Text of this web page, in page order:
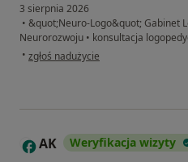
3 sierpnia 2026
• &quot;Neuro-Logo&quot; Gabinet
Neurorozwoju • konsultacja
• w opinii użytkownika Alicja
zgłoś nadużycie
A AK Weryfikacja wizyty